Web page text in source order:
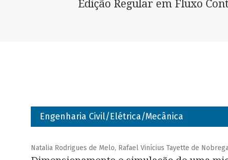
Edição Regular em Fluxo
Engenharia Civil/Elétrica/Mecânica
Natalia Rodrigues de Melo, Rafael Vinícius Tayette de